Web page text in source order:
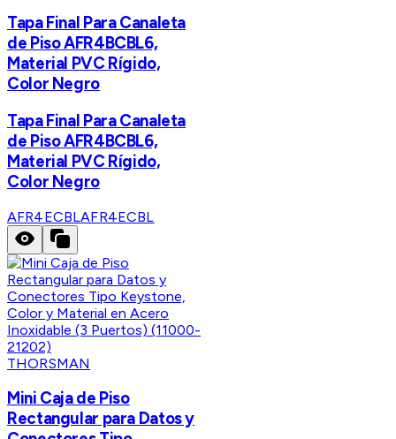
Tapa Final Para Canaleta
de Piso AFR4BCBL6,
Material PVC Rígido,
Color Negro
Tapa Final Para Canaleta
de Piso AFR4BCBL6,
Material PVC Rígido,
Color Negro
AFR4ECBLAFR4ECBL
THORSMAN
Mini Caja de Piso
Rectangular para Datos y